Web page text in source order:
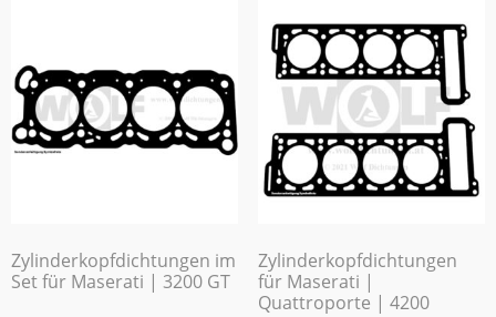
Zylinderkopfdichtungen im
Set für Maserati | 3200 GT
Zylinderkopfdichtungen
für Maserati |
Quattroporte | 4200